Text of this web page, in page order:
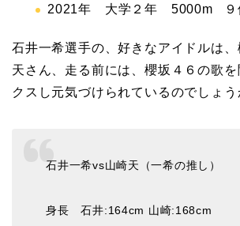
2021年 大学２年 5000m ９
石井一希選手の、好きなアイドルは
天さん、走る前には、櫻坂４６の歌を
クスし元気づけられているのでしょう
石井一希vs山崎天（一希の推し）
身長 石井:164cm 山崎:168cm